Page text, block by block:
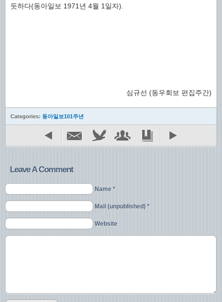
듯하다(동아일보 1971년 4월 1일자).
심규선 (동우회보 편집주간)
Categories: 동아일보101주년
Leave A Comment
Name *
Mail (unpublished) *
Website